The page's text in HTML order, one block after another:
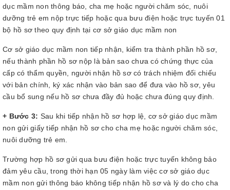
dục mầm non thông báo, cha mẹ hoặc người chăm sóc, nuôi
dưỡng trẻ em nộp trực tiếp hoặc qua bưu điện hoặc trực tuyến 01
bộ hồ sơ theo quy định tại cơ sở giáo dục mầm non
Cơ sở giáo dục mầm non tiếp nhận, kiểm tra thành phần hồ sơ,
nếu thành phần hồ sơ nộp là bản sao chưa có chứng thực của
cấp có thẩm quyền, người nhận hồ sơ có trách nhiệm đối chiếu
với bản chính, ký xác nhận vào bản sao để đưa vào hồ sơ, yêu
cầu bổ sung nếu hồ sơ chưa đầy đủ hoặc chưa đúng quy định.
+ Bước 3: Sau khi tiếp nhận hồ sơ hợp lệ, cơ sở giáo dục mầm
non gửi giấy tiếp nhận hồ sơ cho cha mẹ hoặc người chăm sóc,
nuôi dưỡng trẻ em.
Trường hợp hồ sơ gửi qua bưu điện hoặc trực tuyến không bảo
đảm yêu cầu, trong thời hạn 05 ngày làm việc cơ sở giáo dục
mầm non gửi thông báo không tiếp nhận hồ sơ và lý do cho cha